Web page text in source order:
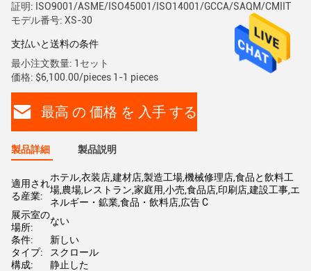
証明: ISO9001/ASME/ISO45001/ISO14001/GCCA/SAQM/CMIIT
モデル番号: XS-30
支払いと送料の条件
最小注文数量: 1セット
価格: $6,100.00/pieces 1-1 pieces
最高 の 価格 を 入手 する
製品詳細 製品説明
適用され
る産業:
ホテル,衣装店,建材店,製造工場,機械修理店,食品と飲料工
場,農場,レストラン,家庭用,小売,食品店,印刷店,建設工事,エ
ネルギー・鉱業,食品・飲料店,広告 C
展示室の
場所:
ない
条件:
新しい
タイプ:
スクロール
構成:
静止した